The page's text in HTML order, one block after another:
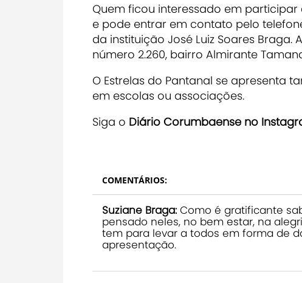
Quem ficou interessado em
e pode entrar em contato pelo
da instituição José Luiz Soares Braga.
número 2.260, bairro Almirante
O Estrelas do Pantanal se apresenta
em escolas ou associações.
Siga o Diário Corumbaense no
COMENTÁRIOS:
Suziane Braga: Como é gratificante
pensado neles, no bem estar, na
tem para levar a todos em forma de
apresentação.